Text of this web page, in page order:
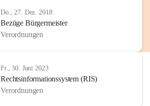
Do., 27. Dez. 2018
Bezüge Bürgermeister
Verordnungen
Fr., 30. Juni 2023
Rechtsinformationssystem (RIS)
Verordnungen